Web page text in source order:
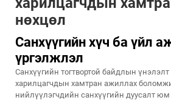
нөхцөл
Санхүүгийн хүч ба үйл
үргэлжлэл
Санхүүгийн тогтвортой байдлын үнэлэлт
харилцагчдын хамтран ажиллах
нийлүүлэгчдийн санхүүгийн дуусалт